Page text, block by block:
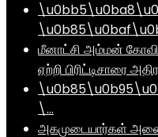
மீனாட்சி அம்மன்
ஏற்றி பிரிட்டிசாரை
\…
அகமுடையார்கள்